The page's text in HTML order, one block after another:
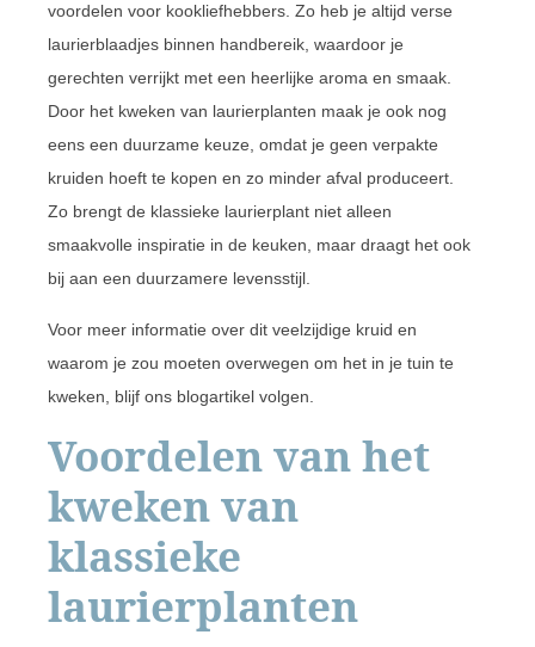
voordelen voor kookliefhebbers. Zo heb je altijd verse
laurierblaadjes binnen handbereik, waardoor je
gerechten verrijkt met een heerlijke aroma en smaak.
Door het kweken van laurierplanten maak je ook nog
eens een duurzame keuze, omdat je geen verpakte
kruiden hoeft te kopen en zo minder afval produceert.
Zo brengt de klassieke laurierplant niet alleen
smaakvolle inspiratie in de keuken, maar draagt het ook
bij aan een duurzamere levensstijl.
Voor meer informatie over dit veelzijdige kruid en
waarom je zou moeten overwegen om het in je tuin te
kweken, blijf ons blogartikel volgen.
Voordelen van het
kweken van
klassieke
laurierplanten